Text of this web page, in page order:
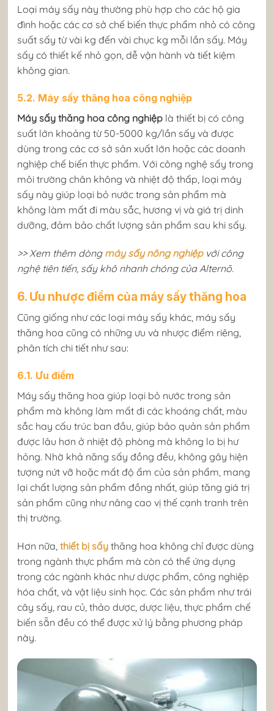
Loại máy sấy này thường phù hợp cho các hộ gia
đình hoặc các cơ sở chế biến thực phẩm nhỏ có công
suất sấy từ vài kg đến vài chục kg mỗi lần sấy. Máy
sấy có thiết kế nhỏ gọn, dễ vận hành và tiết kiệm
không gian.
5.2. Máy sấy thăng hoa công nghiệp
Máy sấy thăng hoa công nghiệp là thiết bị có công
suất lớn khoảng từ 50-5000 kg/lần sấy và được
dùng trong các cơ sở sản xuất lớn hoặc các doanh
nghiệp chế biến thực phẩm. Với công nghệ sấy trong
môi trường chân không và nhiệt độ thấp, loại máy
sấy này giúp loại bỏ nước trong sản phẩm mà
không làm mất đi màu sắc, hương vị và giá trị dinh
dưỡng, đảm bảo chất lượng sản phẩm sau khi sấy.
>> Xem thêm dòng máy sấy nông nghiệp với công
nghệ tiên tiến, sấy khô nhanh chóng của Alternō.
6. Ưu nhược điểm của máy sấy thăng hoa
Cũng giống như các loại máy sấy khác, máy sấy
thăng hoa cũng có những ưu và nhược điểm riêng,
phân tích chi tiết như sau:
6.1. Ưu điểm
Máy sấy thăng hoa giúp loại bỏ nước trong sản
phẩm mà không làm mất đi các khoáng chất, màu
sắc hay cấu trúc ban đầu, giúp bảo quản sản phẩm
được lâu hơn ở nhiệt độ phòng mà không lo bị hư
hỏng. Nhờ khả năng sấy đồng đều, không gây hiện
tượng nứt vỡ hoặc mất độ ẩm của sản phẩm, mang
lại chất lượng sản phẩm đồng nhất, giúp tăng giá trị
sản phẩm cũng như nâng cao vị thế cạnh tranh trên
thị trường.
Hơn nữa,thiết bị sấy thăng hoa không chỉ được dùng
trong ngành thực phẩm mà còn có thể ứng dụng
trong các ngành khác như dược phẩm, công nghiệp
hóa chất, và vật liệu sinh học. Các sản phẩm như trái
cây sấy, rau củ, thảo dược, dược liệu, thực phẩm chế
biến sẵn đều có thể được xử lý bằng phương pháp
này.